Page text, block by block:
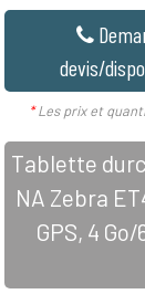
devis/
*Les prix et
Tablette
NA Zebra
GPS, 4